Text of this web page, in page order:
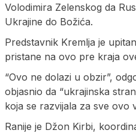
Volodimira Zelenskog da
Ukrajine do Božića.
Predstavnik Kremlja je
pristane na ovo pre kraja
“Ovo ne dolazi u obzir”,
objasnio da “ukrajinska
koja se razvijala za sve ovo
Ranije je Džon Kirbi,